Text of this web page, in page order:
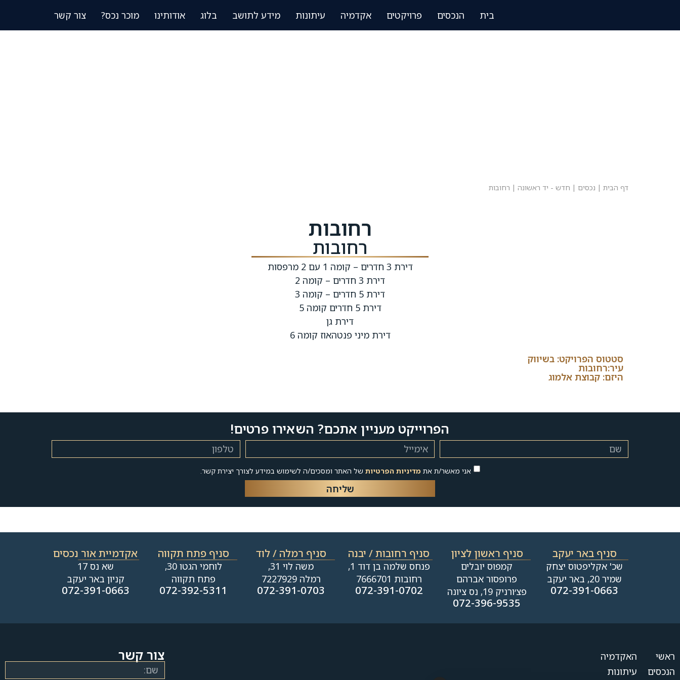
בית הנכסים פרויקטים אקדמיה עיתונות מידע לתושב בלוג אודותינו מוכר נכס? צור קשר
דף הבית | נכסים | חדש - יד ראשונה | רחובות
רחובות
רחובות
דירת 3 חדרים – קומה 1 עם 2 מרפסות
דירת 3 חדרים – קומה 2
דירת 5 חדרים – קומה 3
דירת 5 חדרים קומה 5
דירת גן
דירת מיני פנטהאוז קומה 6
סטטוס הפרויקט: בשיווק
עיר:רחובות
היזם: קבוצת אלמוג
הפרוייקט מעניין אתכם? השאירו פרטים!
אני מאשר/ת את מדיניות הפרטיות של האתר ומסכים/ה לשימוש במידע לצורך יצירת קשר.
שליחה
סניף באר יעקב
שכ' אקליפטוס יצחק
שמיר 20, באר יעקב
072-391-0663
סניף ראשון לציון
קמפוס יובלים
פרופסור אברהם
פצ׳ורניק 19, נס ציונה
072-396-9535
סניף רחובות / יבנה​
פנחס שלמה בן דוד 1,
רחובות 7666701
072-391-0702
סניף רמלה / לוד
משה לוי 31,
רמלה 7227929
072-391-0703
סניף פתח תקווה
לוחמי הגטו 30,
פתח תקווה
072-392-5311
אקדמיית אור נכסים
שא נס 17
קניון באר יעקב
072-391-0663
ראשי
הנכסים
האקדמיה
עיתונות
צור קשר